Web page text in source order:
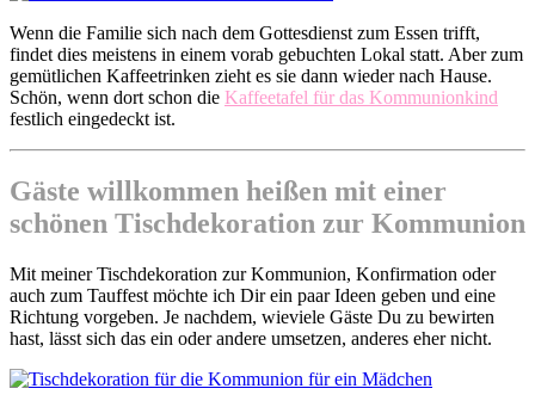
Wenn die Familie sich nach dem Gottesdienst zum Essen trifft,
findet dies meistens in einem vorab gebuchten Lokal statt. Aber zum
gemütlichen Kaffeetrinken zieht es sie dann wieder nach Hause.
Schön, wenn dort schon die Kaffeetafel für das Kommunionkind
festlich eingedeckt ist.
Gäste willkommen heißen mit einer
schönen Tischdekoration zur Kommunion
Mit meiner Tischdekoration zur Kommunion, Konfirmation oder
auch zum Tauffest möchte ich Dir ein paar Ideen geben und eine
Richtung vorgeben. Je nachdem, wieviele Gäste Du zu bewirten
hast, lässt sich das ein oder andere umsetzen, anderes eher nicht.